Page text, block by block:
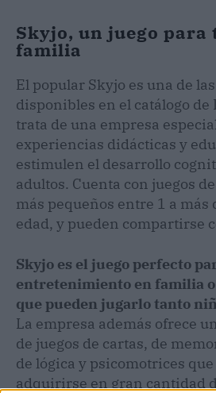
Skyjo, un juego para
familia
El popular Skyjo es una de
disponibles en el catálogo de
trata de una empresa
experiencias didácticas y
estimulen el desarrollo
adultos. Cuenta con juegos
más pequeños entre 1 a más
edad, y pueden compartirse
Skyjo es el juego perfecto
entretenimiento en familia o
que pueden jugarlo tanto
La empresa además ofrece
de juegos de cartas, de
de lógica y psicomotrices
adquirirse en gran cantidad